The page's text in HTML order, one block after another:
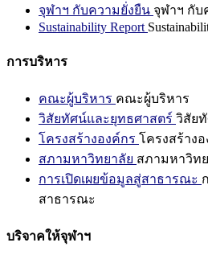
จุฬาฯ กับความยั่งยืน จุฬาฯ กับ
Sustainability Report
การบริหาร
คณะผู้บริหาร คณะผู้บริหาร
วิสัยทัศน์และยุทธศาสตร์ วิสัย
โครงสร้างองค์กร โครงสร้าง
สภามหาวิทยาลัย สภามหาวิท
การเปิดเผยข้อมูลสู่สาธารณะ
สาธารณะ
บริจาคให้จุฬาฯ